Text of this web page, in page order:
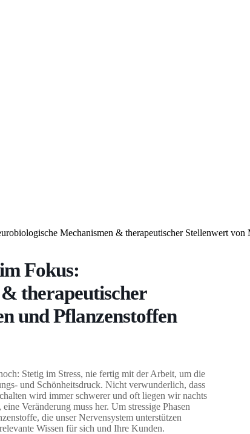
Mechanismen & therapeutischer Stellenwert
Fokus:
therapeutischer
und Pflanzenstoffen
Stetig im Stress, nie fertig mit der Arbeit, um die
und Schönheitsdruck. Nicht verwunderlich, dass
wird immer schwerer und oft liegen wir nachts
Veränderung muss her. Um stressige Phasen
die unser Nervensystem unterstützen
Wissen für sich und Ihre Kunden.